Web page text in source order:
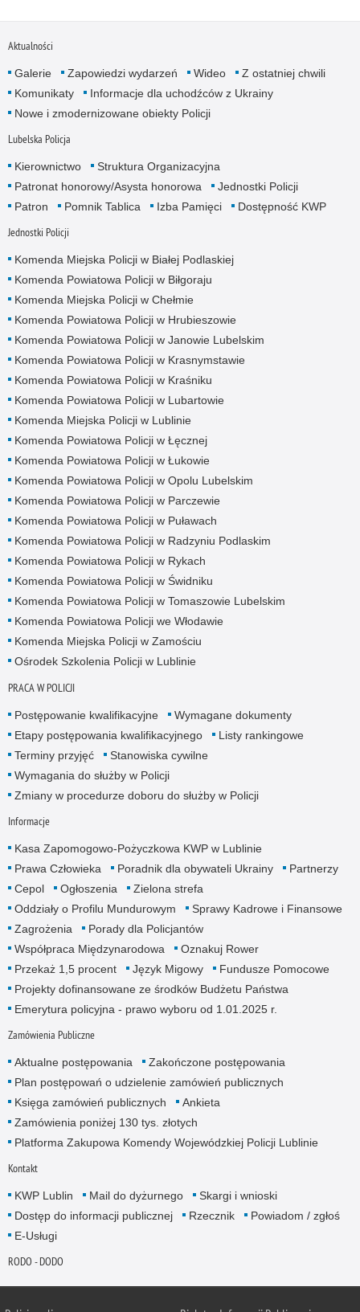
Aktualności
Galerie Zapowiedzi wydarzeń Wideo
Z ostatniej chwili
Komunikaty
Informacje dla uchodźców z Ukrainy
Nowe i zmodernizowane obiekty Policji
Lubelska Policja
Kierownictwo
Struktura Organizacyjna
Patronat honorowy/Asysta honorowa
Jednostki Policji
Patron
Pomnik Tablica Izba Pamięci Dostępność KWP
Jednostki Policji
Komenda Miejska Policji w Białej Podlaskiej
Komenda Powiatowa Policji w Biłgoraju
Komenda Miejska Policji w Chełmie
Komenda Powiatowa Policji w Hrubieszowie
Komenda Powiatowa Policji w Janowie Lubelskim
Komenda Powiatowa Policji w Krasnymstawie
Komenda Powiatowa Policji w Kraśniku
Komenda Powiatowa Policji w Lubartowie
Komenda Miejska Policji w Lublinie
Komenda Powiatowa Policji w Łęcznej
Komenda Powiatowa Policji w Łukowie
Komenda Powiatowa Policji w Opolu Lubelskim
Komenda Powiatowa Policji w Parczewie
Komenda Powiatowa Policji w Puławach
Komenda Powiatowa Policji w Radzyniu Podlaskim
Komenda Powiatowa Policji w Rykach
Komenda Powiatowa Policji w Świdniku
Komenda Powiatowa Policji w Tomaszowie Lubelskim
Komenda Powiatowa Policji we Włodawie
Komenda Miejska Policji w Zamościu
Ośrodek Szkolenia Policji w Lublinie
PRACA W POLICJI
Postępowanie kwalifikacyjne
Wymagane dokumenty
Etapy postępowania kwalifikacyjnego
Listy rankingowe
Terminy przyjęć
Stanowiska cywilne
Wymagania do służby w Policji
Zmiany w procedurze doboru do służby w Policji
Informacje
Kasa Zapomogowo-Pożyczkowa KWP w Lublinie
Prawa Człowieka
Poradnik dla obywateli Ukrainy
Partnerzy
Cepol
Ogłoszenia
Zielona strefa
Oddziały o Profilu Mundurowym
Sprawy Kadrowe i Finansowe
Zagrożenia
Porady dla Policjantów
Współpraca Międzynarodowa
Oznakuj Rower
Przekaż 1,5 procent
Język Migowy
Fundusze Pomocowe
Projekty dofinansowane ze środków Budżetu Państwa
Emerytura policyjna - prawo wyboru od 1.01.2025 r.
Zamówienia Publiczne
Aktualne postępowania
Zakończone postępowania
Plan postępowań o udzielenie zamówień publicznych
Księga zamówień publicznych
Ankieta
Zamówienia poniżej 130 tys. złotych
Platforma Zakupowa Komendy Wojewódzkiej Policji Lublinie
Kontakt
KWP Lublin Mail do dyżurnego
Skargi i wnioski
Dostęp do informacji publicznej
Rzecznik
Powiadom / zgłoś
E-Usługi
RODO - DODO